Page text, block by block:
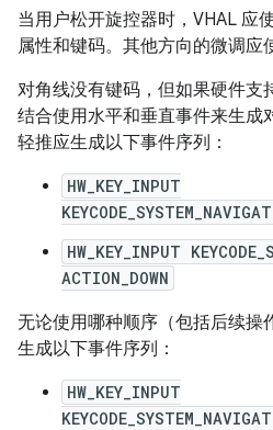
当用户松开旋控器时，VHAL 应
属性和键码。其他方向的微调应
对角线没有键码，但如果硬件支
结合使用水平和垂直事件来生成
轻推应生成以下事件序列：
HW_KEY_INPUT
HW_KEY_INPUT
ACTION_DOWN
无论使用哪种顺序（包括后续操
生成以下事件序列：
HW_KEY_INPUT